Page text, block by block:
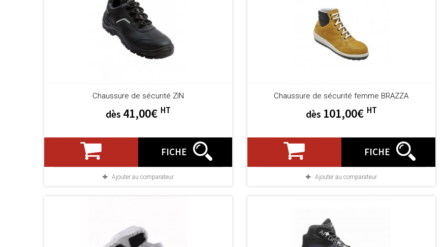
Chaussure de sécurité ZIN
dès 41,00€ HT
FICHE
Ajouter au comparateur
Chaussure de sécurité femme BRAZZA
dès 101,00€ HT
FICHE
Ajouter au comparateur